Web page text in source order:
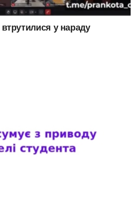
втрутилися у нараду